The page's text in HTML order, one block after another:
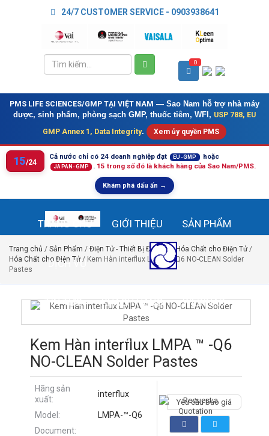
24/7 CUSTOMER SERVICE - 0903938641
0
PMS LIFE SCIENCES/GMP TẠI VIỆT NAM — Sao Nam hỗ trợ nhà máy
dược, sinh phẩm, phòng sạch GMP, thuốc tiêm, WFI, USP 788, EU
GMP Annex 1, Data Integrity. Xem ủy quyền PMS
15/24
Cả nước chỉ có 24 doanh nghiệp đạt EU-GMP hoặc
JAPAN-GMP . 15 trong số đó là khách hàng của Sao Nam/PMS.
Khám phá dấu ấn →
TRANG CHỦ GIỚI THIỆU SẢN PHẨM
DỊCH VỤ
TIN TỨC KHÁCH HÀNG WEBINAR
LIÊN HỆ
Trang chủ / Sản Phẩm / Điện Tử - Thiết Bị Điện Tử - Hóa Chất cho Điện Tử/
Hóa Chất cho Điện Tử/ Kem Hàn interflux LMPA ™ -Q6 NO-CLEAN Solder
Pastes
Kem Hàn interflux LMPA ™ -Q6
NO-CLEAN Solder Pastes
Hãng sản
xuất:
interflux
Model:
LMPA-™-Q6
Document:
Yêu cầu báo giá